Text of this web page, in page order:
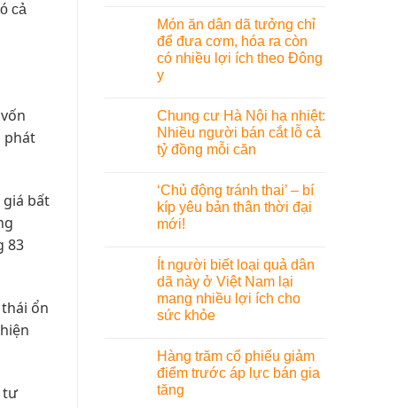
cả
phát
giá bất
83
ổn
tư
Món ăn dân dã tưởng chỉ
để đưa cơm, hóa ra còn
có nhiều lợi ích theo Đông
y
Chung cư Hà Nội hạ nhiệt:
Nhiều người bán cắt lỗ cả
tỷ đồng mỗi căn
‘Chủ động tránh thai’ – bí
kíp yêu bản thân thời đại
mới!
Ít người biết loại quả dân
dã này ở Việt Nam lại
mang nhiều lợi ích cho
sức khỏe
Hàng trăm cổ phiếu giảm
điểm trước áp lực bán gia
tăng